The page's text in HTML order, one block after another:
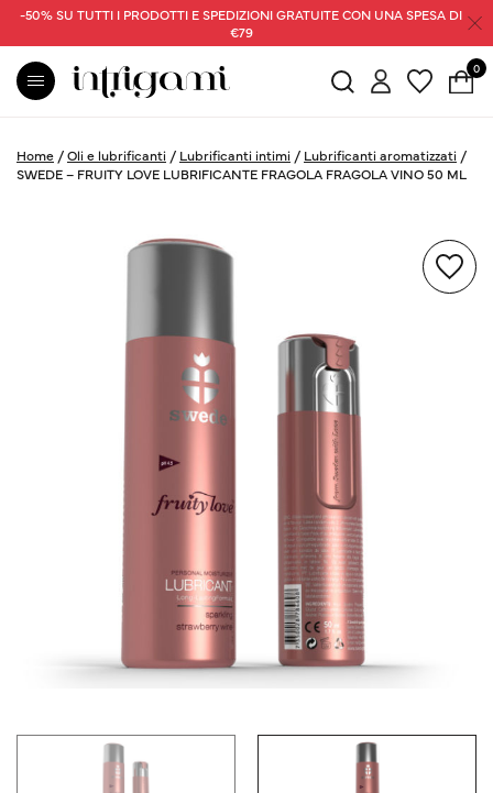
-50% SU TUTTI I PRODOTTI E SPEDIZIONI GRATUITE CON UNA SPESA DI
€79
0
Home /Oli e lubrificanti / Lubrificanti intimi / Lubrificanti aromatizzati /
SWEDE – FRUITY LOVE LUBRIFICANTE FRAGOLA FRAGOLA VINO 50 ML